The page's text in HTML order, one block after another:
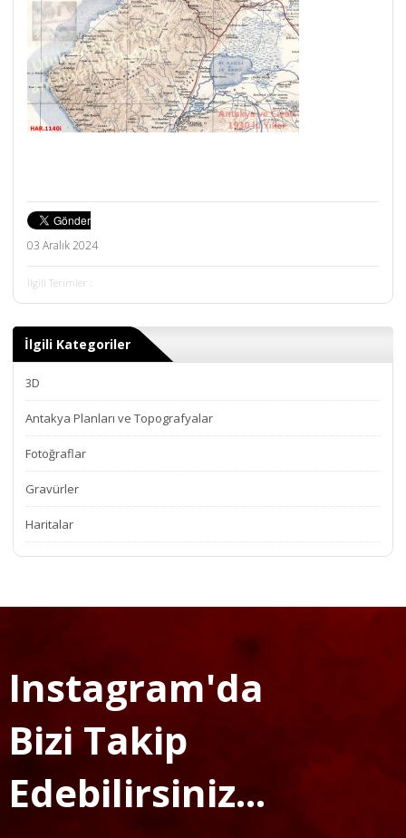
03 Aralık 2024
İlgili Terimler :
İlgili Kategoriler
3D
Antakya Planları ve Topografyalar
Fotoğraflar
Gravürler
Haritalar
Instagram'da
Bizi Takip
Edebilirsiniz...